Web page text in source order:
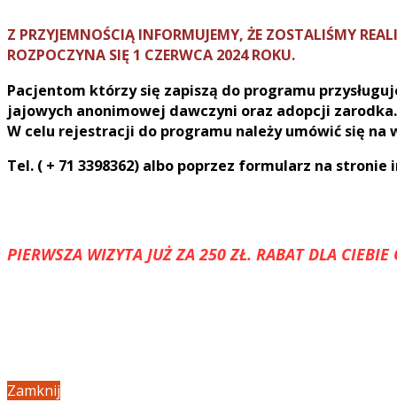
Z PRZYJEMNOŚCIĄ INFORMUJEMY, ŻE ZOSTALIŚMY
ROZPOCZYNA SIĘ 1 CZERWCA 2024 ROKU.
Pacjentom którzy się zapiszą do programu
jajowych anonimowej dawczyni oraz adopcji
W celu rejestracji do programu należy umówić się
Tel. ( + 71 3398362) albo poprzez formularz na
PIERWSZA WIZYTA JUŻ ZA 250 ZŁ. RABAT DLA
Zamknij